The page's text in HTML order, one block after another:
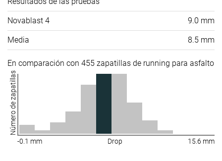
Novablast 4 9.0 mm
Media 8.5 mm
En comparación con 455 zapatillas de running para asfalto
Número de zapatillas
-0.1 mm Drop 15.6 mm